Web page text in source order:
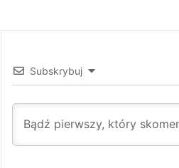
Subskrybuj